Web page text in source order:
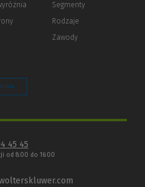
Segmenty
Rodzaje
Zawody
45 45
od 8:00 do 16:00